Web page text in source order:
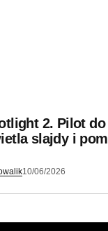
2. Pilot
slajdy i
10/06/2026